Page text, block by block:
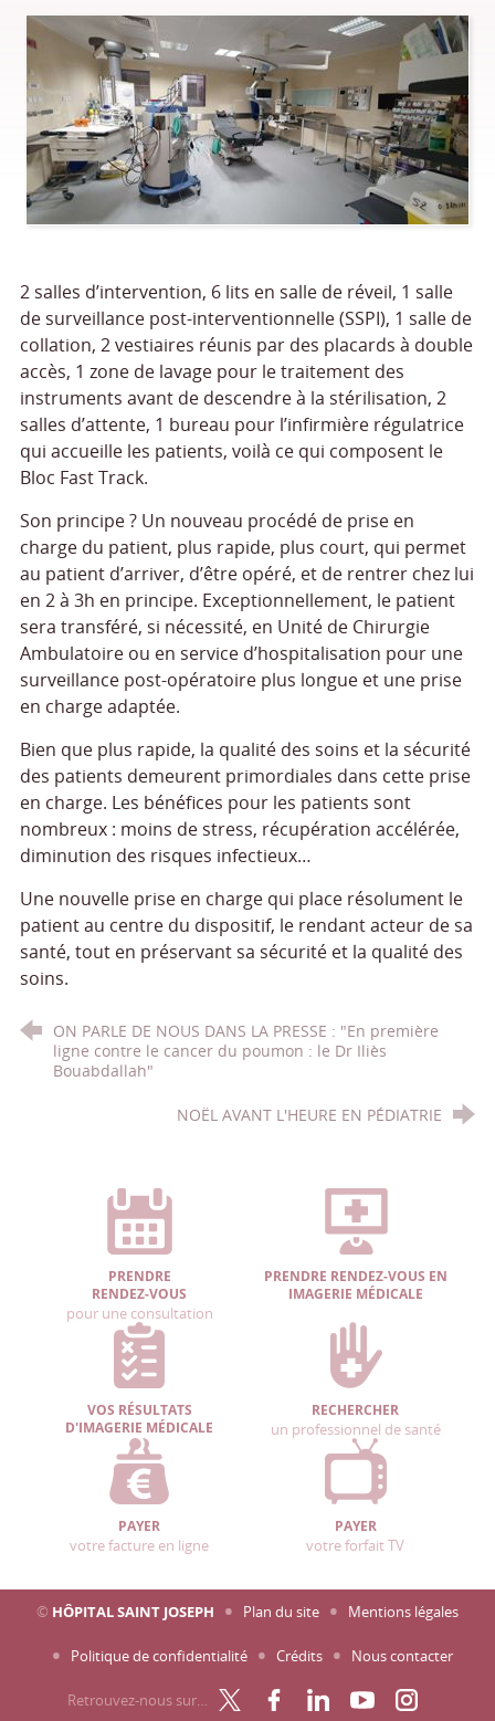
2 salles d’intervention, 6 lits en salle de réveil, 1 salle
de surveillance post-interventionnelle (SSPI), 1 salle de
collation, 2 vestiaires réunis par des placards à double
accès, 1 zone de lavage pour le traitement des
instruments avant de descendre à la stérilisation, 2
salles d’attente, 1 bureau pour l’infirmière régulatrice
qui accueille les patients, voilà ce qui composent le
Bloc Fast Track.
Son principe ? Un nouveau procédé de prise en
charge du patient, plus rapide, plus court, qui permet
au patient d’arriver, d’être opéré, et de rentrer chez lui
en 2 à 3h en principe. Exceptionnellement, le patient
sera transféré, si nécessité, en Unité de Chirurgie
Ambulatoire ou en service d’hospitalisation pour une
surveillance post-opératoire plus longue et une prise
en charge adaptée.
Bien que plus rapide, la qualité des soins et la sécurité
des patients demeurent primordiales dans cette prise
en charge. Les bénéfices pour les patients sont
nombreux : moins de stress, récupération accélérée,
diminution des risques infectieux…
Une nouvelle prise en charge qui place résolument le
patient au centre du dispositif, le rendant acteur de sa
santé, tout en préservant sa sécurité et la qualité des
soins.
ON PARLE DE NOUS DANS LA PRESSE : "En première
ligne contre le cancer du poumon : le Dr Iliès
Bouabdallah"
NOËL AVANT L'HEURE EN PÉDIATRIE
PRENDRE
RENDEZ-VOUS
pour une consultation
PRENDRE RENDEZ-VOUS EN
IMAGERIE MÉDICALE
VOS RÉSULTATS
D'IMAGERIE MÉDICALE
RECHERCHER
un professionnel de santé
PAYER
votre facture en ligne
PAYER
votre forfait TV
© HÔPITAL SAINT JOSEPH Plan du site Mentions légales
Politique de confidentialité Crédits Nous contacter
Retrouvez-nous sur…